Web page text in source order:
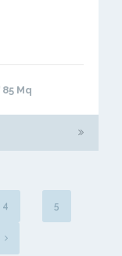
85 Mq
4 5